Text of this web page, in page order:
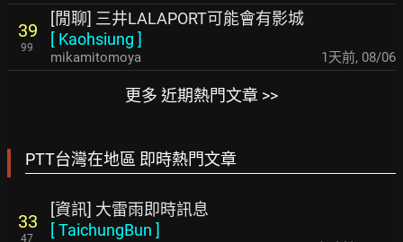
39
99
[閒聊] 三井LALAPORT可能會有影城
[ Kaohsiung ]
mikamitomoya 1天前, 08/06
更多 近期熱門文章 >>
PTT台灣在地區 即時熱門文章
33
47
[資訊] 大雷雨即時訊息
[TaichungBun ]